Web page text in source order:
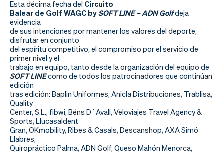
Esta décima fecha del Circuito
Balear de Golf WAGC bySOFT LINE – ADN Golfdeja
evidencia
de sus intenciones por mantener los valores del deporte,
disfrutar en conjunto
del espíritu competitivo, el compromiso por el servicio de
primer nivel y el
trabajo en equipo, tanto desde la organización del equipo de
SOFT LINEcomo de todos los patrocinadores que continúan
edición
tras edición: Baplin Uniformes, Anicla Distribuciones, Trablisa,
Quality
Center, S.L., fibwi, Béns D´Avall, Veloviajes Travel Agency &
Sports, Llucasaldent
Gran, OKmobility, Ribes & Casals, Descanshop, AXA Simó
Llabres,
Quiropráctico Palma, ADN Golf, Queso Mahón Menorca,